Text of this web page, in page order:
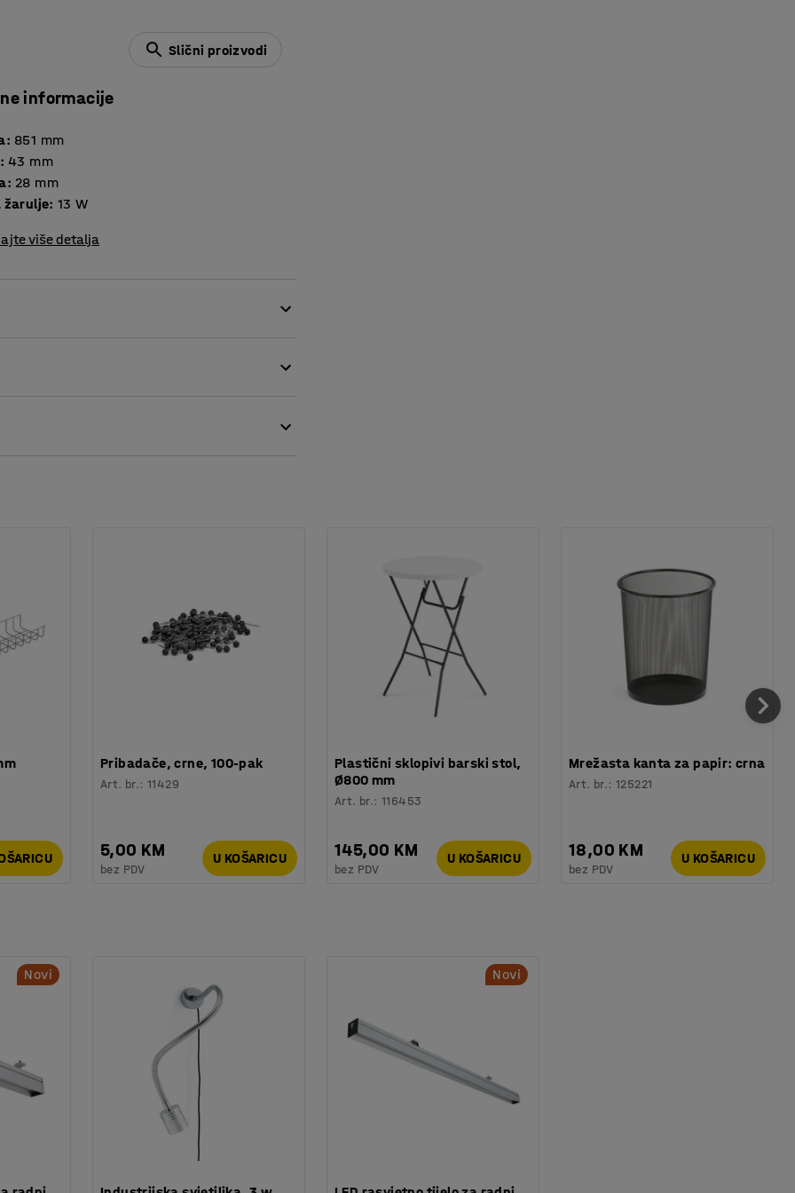
Slični proizvodi
informacije
: 851 mm
: 43 mm
: 28 mm
žarulje: 13 W
više detalja
Pribadače, crne, 100-pak
Art. br.:11429
5,00 KM
bez PDV
U KOŠARICU
Plastični sklopivi barski stol,
Ø800 mm
Art. br.:116453
145,00 KM
bez PDV
U KOŠARICU
Mrežasta kanta za papir: crna
Art. br.:125221
18,00 KM
bez PDV
U KOŠARICU
Novi Novi